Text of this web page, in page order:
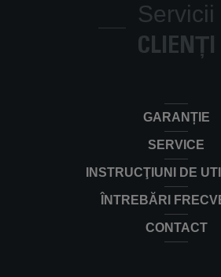
Servicii
CLIENȚI
GARANȚIE
SERVICE
INSTRUCŢIUNI DE
ÎNTREBĂRI
CONTACT